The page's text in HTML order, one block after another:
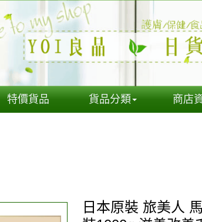
特價貨品 貨品分類 商店
日本原裝 旅美人